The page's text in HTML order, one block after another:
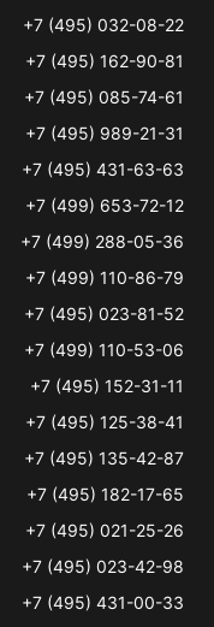
+7 (495) 032-08-22
+7 (495) 162-90-81
+7 (495) 085-74-61
+7 (495) 989-21-31
+7 (495) 431-63-63
+7 (499) 653-72-12
+7 (499) 288-05-36
+7 (499) 110-86-79
+7 (495) 023-81-52
+7 (499) 110-53-06
+7 (495) 152-31-11
+7 (495) 125-38-41
+7 (495) 135-42-87
+7 (495) 182-17-65
+7 (495) 021-25-26
+7 (495) 023-42-98
+7 (495) 431-00-33